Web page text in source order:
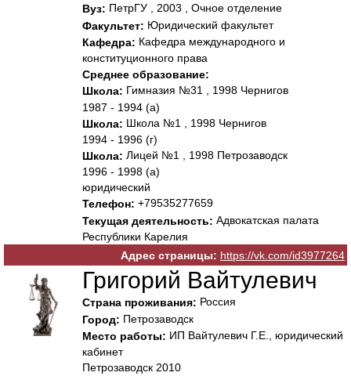
Вуз: ПетрГУ , 2003 , Очное отделение
Факультет: Юридический факультет
Кафедра: Кафедра международного и
конституционного права
Среднее образование:
Школа: Гимназия №31 , 1998 Чернигов
1987 - 1994 (а)
Школа: Школа №1 , 1998 Чернигов
1994 - 1996 (г)
Школа: Лицей №1 , 1998 Петрозаводск
1996 - 1998 (а)
юридический
Телефон: +79535277659
Текущая деятельность: Адвокатская палата
Республики Карелия
Адрес страницы: https://vk.com/id3977264
Григорий Вайтулевич
Страна проживания: Россия
Город: Петрозаводск
Место работы: ИП Вайтулевич Г.Е., юридический
кабинет
Петрозаводск 2010